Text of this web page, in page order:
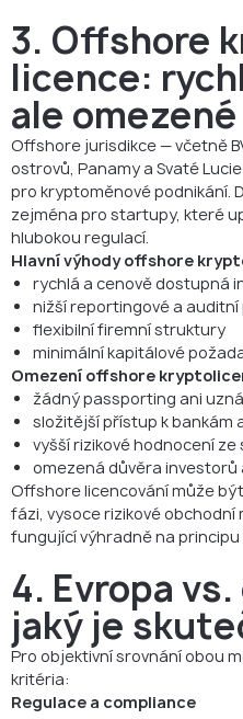
3. Offshore
licence:
ale
Offshore jurisdikce — včetně
ostrovů, Panamy a Svaté
pro kryptoměnové podnikání.
zejména pro startupy, které
hlubokou regulací.
Hlavní výhody offshore
rychlá a cenově dostupná
nižší reportingové a auditní
flexibilní firemní struktury
minimální kapitálové
Omezení offshore
žádný passporting ani
složitější přístup k bankám
vyšší rizikové hodnocení
omezená důvěra
Offshore licencování může
fázi, vysoce rizikové
fungující výhradně na
4. Evropa
jaký je
Pro objektivní srovnání obou
kritéria:
Regulace a compliance